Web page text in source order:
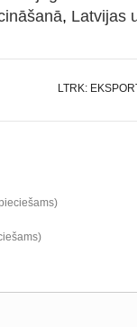
, Latvijas
LTRK: